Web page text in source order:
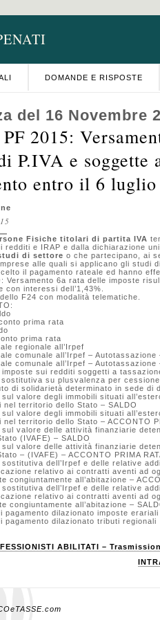
DOMANDE E RISPOSTE
del 16 Novembre
2015:
P.IVA e soggette
entro il 6 luglio
Fisiche titolari di partita IVA
redditi e IRAP e dalla dichiarazione
di settore o che partecipano, ai
alle quali si applicano gli studi
il pagamento rateale ed hanno
Versamento 6a rata delle imposte
con interessi dell’1,43%.
F24 con modalità telematiche.
prima rata
prima rata
regionale all’Irpef
comunale all’Irpef – Autotassazione
comunale all’Irpef – Autotassazione
imposte sui redditi soggetti a
sostitutiva su plusvalenza per
di solidarietà determinato in sede di
valore degli immobili situati
territorio dello Stato – SALDO
valore degli immobili situati
territorio dello Stato – ACCONTO
valore delle attività finanziarie
(IVAFE) – SALDO
valore delle attività finanziarie
– (IVAFE) – ACCONTO PRIMA
sostitutiva dell’Irpef e delle relative
relativo ai contratti aventi ad
congiuntamente all’abitazione –
sostitutiva dell’Irpef e delle relative
relativo ai contratti aventi ad
congiuntamente all’abitazione –
pagamento dilazionato imposte erariali
pagamento dilazionato tributi regionali
ABILITATI –